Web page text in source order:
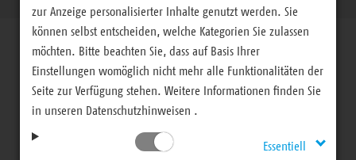
27. Landessynode Berichterstattung, Vorlagen und
Beschlüsse
zur Anzeige personalisierter Inhalte genutzt werden. Sie
können selbst entscheiden, welche Kategorien Sie zulassen
möchten. Bitte beachten Sie, dass auf Basis Ihrer
Einstellungen womöglich nicht mehr alle Funktionalitäten der
Seite zur Verfügung stehen. Weitere Informationen finden Sie
in unseren Datenschutzhinweisen .
Essentiell